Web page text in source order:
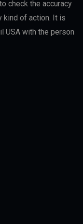
check the accuracy
kind of action. It is
USA with the person